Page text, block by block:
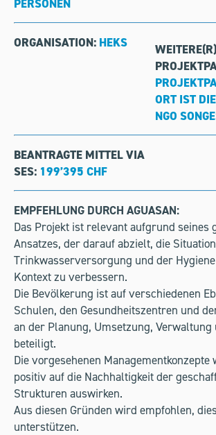
PERSONEN
ORGANISATION: HEKS
WEITERE(R)
ORT IST
NGO
BEANTRAGTE MITTEL VIA
SES: 199’395 CHF
EMPFEHLUNG DURCH AGUASAN:
Das Projekt ist relevant aufgrund seines
Ansatzes, der darauf abzielt, die
Trinkwasserversorgung und der
Kontext zu verbessern.
Die Bevölkerung ist auf verschiedenen
Schulen, den Gesundheitszentren und
an der Planung, Umsetzung, Verwaltung
beteiligt.
Die vorgesehenen Managementkonzepte
positiv auf die Nachhaltigkeit der
Strukturen auswirken.
Aus diesen Gründen wird empfohlen,
unterstützen.